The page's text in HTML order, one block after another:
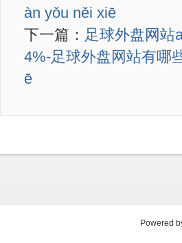
àn yǒu něi xiē
下一篇： 足球外盘网站
4%-足球外盘网站有哪
ē
Powered